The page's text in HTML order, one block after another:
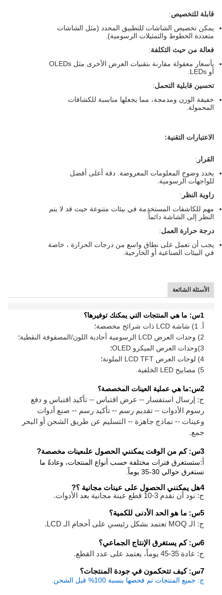
قابلة للتخصيص:
يمكن تخصيص الشاشات للتطبيق المحدد (مثل الشاشات
متعددة الخطوط والتمثيلات الرسومية).
فعالة من حيث التكلفة:
بأسعار معقولة مقارنة بتقنيات العرض الأخرى مثل OLEDs
أو LEDs.
تحسين قابلية التحمل:
خفيفة الوزن ومدمجة، مما يجعلها مناسبة للكشافات
المحمولة.
الاعتبارات التقنية:
القرار :
يحدد وضوح المعلومات المعروضة. دقة أعلى أفضل
للواجهات الرسومية.
زاوية النظر :
مهم للكاشفات المستخدمة في بيئات متنوعة حيث قد لا يتم
النظر إلى الشاشة دائماً.
درجة حرارة العمل:
يجب أن تعمل على نطاق واسع من درجات الحرارة ، خاصة
في البيئات الصناعية أو الخارجية.
الأسئلة الشائعة
1س: ما هي المنتجات التي يمكنك توفيرها؟
أ. 1) شاشة LCD ذات شرائح مخصصة؛
2) وحدات العرض LCD الرسومية أحادية اللون/المصفوفة النقطية؛
3) وحدات العرض الميكرو OLED؛
4) لوحات العرض LCD TFT الملونة؛
5) مصابيح LED الخلفية.
2س:
ما هي عملية العينات المخصصة؟
ج: إرسال استفسار -- عرض اقتباس -- تأكيد اقتباس و دفع
رسوم الأدوات -- تقديم رسم -- تأكيد رسم -- صنع أدوات
وعينات -- نماذج جاهزة -- التسليم عن طريق الشحن أو البحر
جمع.
3س: كم من الوقت يمكنني الحصول على عينات مخصصة?
أ:ستستغرق فترات مختلفة حسب أنواع المنتجات، وعادةً ما
تستغرق حوالي 30-35 يوماً.
4هل يمكنني الحصول على عينات مجانية ؟
?
ج: نود أن نقدم 3-10 قطع عينة مجانية بعد الأدوات.
5س: ما هو الحد الأدنى للكمية؟
ج: الـ MOQ تعتمد بشكل رئيسي على أحجام الـ LCD.
6س: كم يستغرق الإنتاج الجماعي؟
ج: عادة 35-45 يوماً، يعتمد على عدد القطع.
7س: كيف تتحكمون في جودة المنتجات؟
ج: جميع المنتجات تم فحصها بنسبة 100% قبل الشحن.